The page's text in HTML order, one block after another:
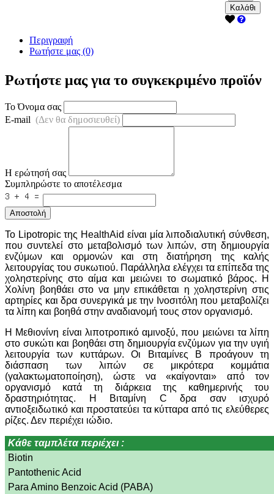
Καλάθι
Περιγραφή
Ρωτήστε μας (0)
Ρωτήστε μας για το συγκεκριμένο προϊόν
Το Όνομα σας
E-mail (Δεν θα δημοσιευθεί)
Η ερώτησή σας
Συμπληρώστε το αποτέλεσμα
Αποστολή
Το Lipotropic της HealthAid είναι μία λιποδιαλυτική σύνθεση,
που συντελεί στο μεταβολισμό των λιπών, στη δημιουργία
ενζύμων και ορμονών και στη διατήρηση της καλής
λειτουργίας του συκωτιού. Παράλληλα ελέγχει τα επίπεδα της
χοληστερίνης στο αίμα και μειώνει το σωματικό βάρος. Η
Χολίνη βοηθάει στο να μην επικάθεται η χοληστερίνη στις
αρτηρίες και δρα συνεργικά με την Ινοσιτόλη που μεταβολίζει
τα λίπη και βοηθά στην αναδιανομή τους στον οργανισμό.
Η Μεθιονίνη είναι λιποτροπικό αμινοξύ, που μειώνει τα λίπη
στο συκώτι και βοηθάει στη δημιουργία ενζύμων για την υγιή
λειτουργία των κυττάρων. Οι Βιταμίνες Β προάγουν τη
διάσπαση των λιπών σε μικρότερα κομμάτια
(γαλακτωματοποίηση), ώστε να «καίγονται» από τον
οργανισμό κατά τη διάρκεια της καθημερινής του
δραστηριότητας. Η Βιταμίνη C δρα σαν ισχυρό
αντιοξειδωτικό και προστατεύει τα κύτταρα από τις ελεύθερες
ρίζες. Δεν περιέχει ιώδιο.
Κάθε ταμπλέτα περιέχει :
Biotin
Pantothenic Acid
Para Amino Benzoic Acid (PABA)